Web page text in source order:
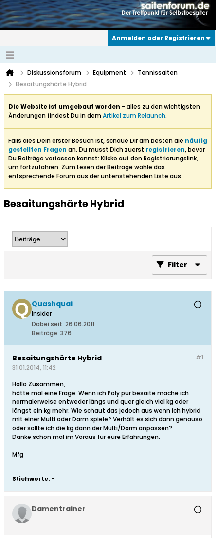
Anmelden oder Registrieren
Diskussionsforum Equipment
Tennissaiten
Besaitungshärte Hybrid
Die Website ist umgebaut worden - alles zu den wichtigsten
Änderungen findest Du in demArtikel zum Relaunch.
Falls dies Dein erster Besuch ist, schaue Dir am besten die häufig
gestellten Fragen an. Du musst Dich zuerst registrieren, bevor
Du Beiträge verfassen kannst: Klicke auf den Registrierungslink,
um fortzufahren. Zum Lesen der Beiträge wähle das
entsprechende Forum aus der untenstehenden Liste aus.
Besaitungshärte Hybrid
Filter
Quashquai
Insider
Dabei seit: 26.06.2011
Beiträge: 376
#1
Besaitungshärte Hybrid
31.01.2014, 11:42
Hallo Zusammen,
hätte mal eine Frage. Wenn ich Poly pur besaite mache ich
normalerweise entweder längs und quer gleich viel kg oder
längst ein kg mehr. Wie schaut das jedoch aus wenn ich hybrid
mit einer Multi oder Darm spiele? Verhält es sich dann genauso
oder sollte ich die kg dann der Multi/Darm anpassen?
Danke schon mal im Voraus für eure Erfahrungen.
Mfg
Stichworte: -
Damentrainer